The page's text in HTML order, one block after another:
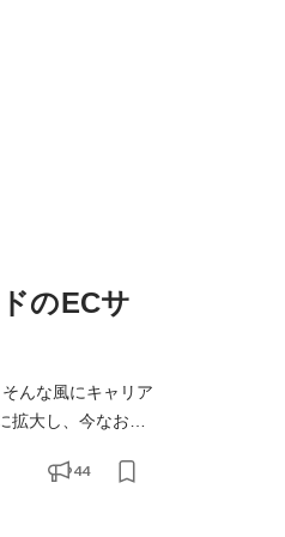
のECサ
んな風にキャリア
けに満ちていま
44